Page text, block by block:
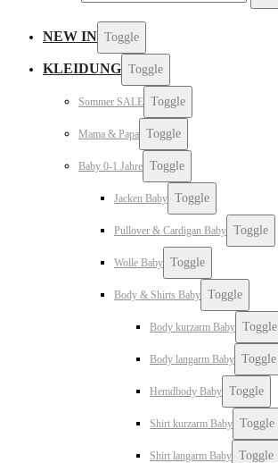
NEW IN Toggle
KLEIDUNG Toggle
Sommer SALE Toggle
Mama & Papa Toggle
Baby 0-1 Jahre Toggle
Jacken Baby Toggle
Pullover & Cardigan Baby Toggle
Wolle Baby Toggle
Body & Shirts Baby Toggle
Body kurzarm Baby Toggle
Body langarm Baby Toggle
Hemdbody Baby Toggle
Shirt kurzarm Baby Toggle
Shirt langarm Baby Toggle